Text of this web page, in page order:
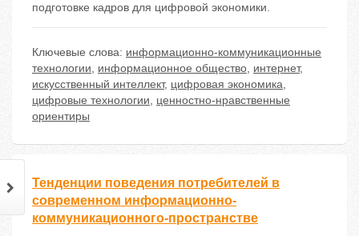
подготовке кадров для цифровой экономики.
Ключевые слова: информационно-коммуникационные
технологии, информационное общество, интернет,
искусственный интеллект, цифровая экономика,
цифровые технологии, ценностно-нравственные
ориентиры
Тенденции поведения потребителей в
современном информационно-
коммуникационного-пространстве